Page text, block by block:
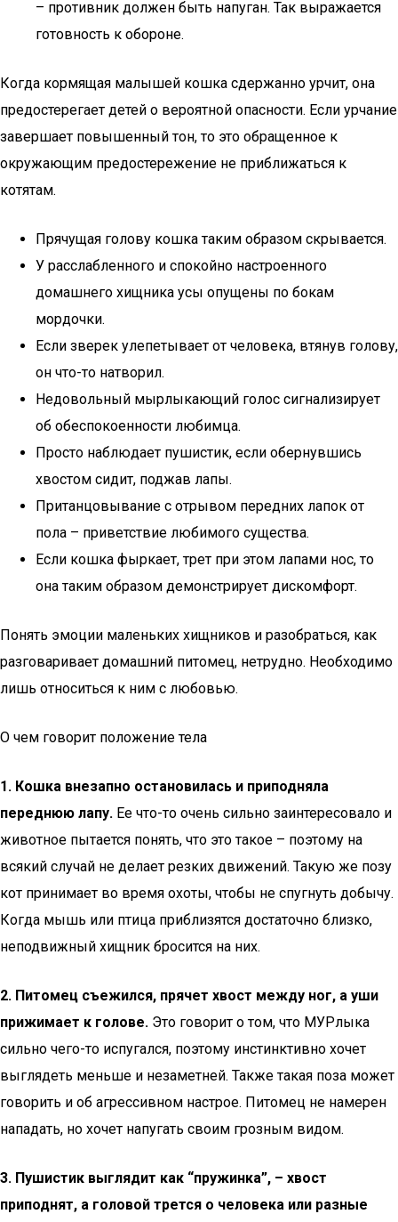
– противник должен быть напуган. Так выражается
готовность к обороне.
Когда кормящая малышей кошка сдержанно урчит, она
предостерегает детей о вероятной опасности. Если урчание
завершает повышенный тон, то это обращенное к
окружающим предостережение не приближаться к
котятам.
Прячущая голову кошка таким образом скрывается.
У расслабленного и спокойно настроенного
домашнего хищника усы опущены по бокам
мордочки.
Если зверек улепетывает от человека, втянув голову,
он что-то натворил.
Недовольный мырлыкающий голос сигнализирует
об обеспокоенности любимца.
Просто наблюдает пушистик, если обернувшись
хвостом сидит, поджав лапы.
Пританцовывание с отрывом передних лапок от
пола – приветствие любимого существа.
Если кошка фыркает, трет при этом лапами нос, то
она таким образом демонстрирует дискомфорт.
Понять эмоции маленьких хищников и разобраться, как
разговаривает домашний питомец, нетрудно. Необходимо
лишь относиться к ним с любовью.
О чем говорит положение тела
1. Кошка внезапно остановилась и приподняла
переднюю лапу. Ее что-то очень сильно заинтересовало и
животное пытается понять, что это такое – поэтому на
всякий случай не делает резких движений. Такую же позу
кот принимает во время охоты, чтобы не спугнуть добычу.
Когда мышь или птица приблизятся достаточно близко,
неподвижный хищник бросится на них.
2. Питомец съежился, прячет хвост между ног, а уши
прижимает к голове. Это говорит о том, что МУРлыка
сильно чего-то испугался, поэтому инстинктивно хочет
выглядеть меньше и незаметней. Также такая поза может
говорить и об агрессивном настрое. Питомец не намерен
нападать, но хочет напугать своим грозным видом.
3. Пушистик выглядит как “пружинка”, – хвост
приподнят, а головой трется о человека или разные